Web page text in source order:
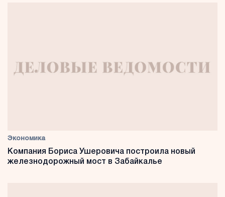
Экономика
Компания Бориса Ушеровича построила новый
железнодорожный мост в Забайкалье